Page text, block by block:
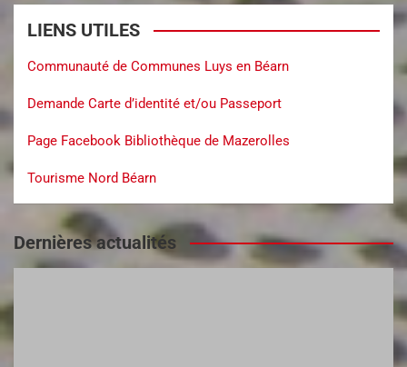
LIENS UTILES
Communauté de Communes Luys en Béarn
Demande Carte d’identité et/ou Passeport
Page Facebook Bibliothèque de Mazerolles
Tourisme Nord Béarn
Dernières actualités